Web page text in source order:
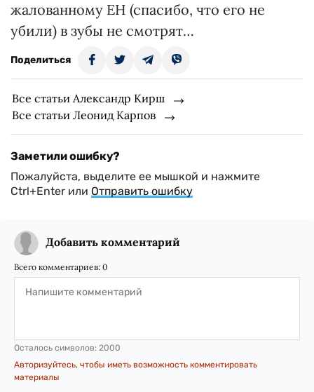
жалованному ЕН (спасибо, что его не
убили) в зубы не смотрят…
Поделиться
Все статьи Александр Кирш
Все статьи Леонид Карпов
Заметили ошибку?
Пожалуйста, выделите ее мышкой и нажмите
Ctrl+Enter или Отправить ошибку
Добавить комментарий
Всего комментариев: 0
Осталось символов: 2000
Авторизуйтесь, чтобы иметь возможность комментировать
материалы